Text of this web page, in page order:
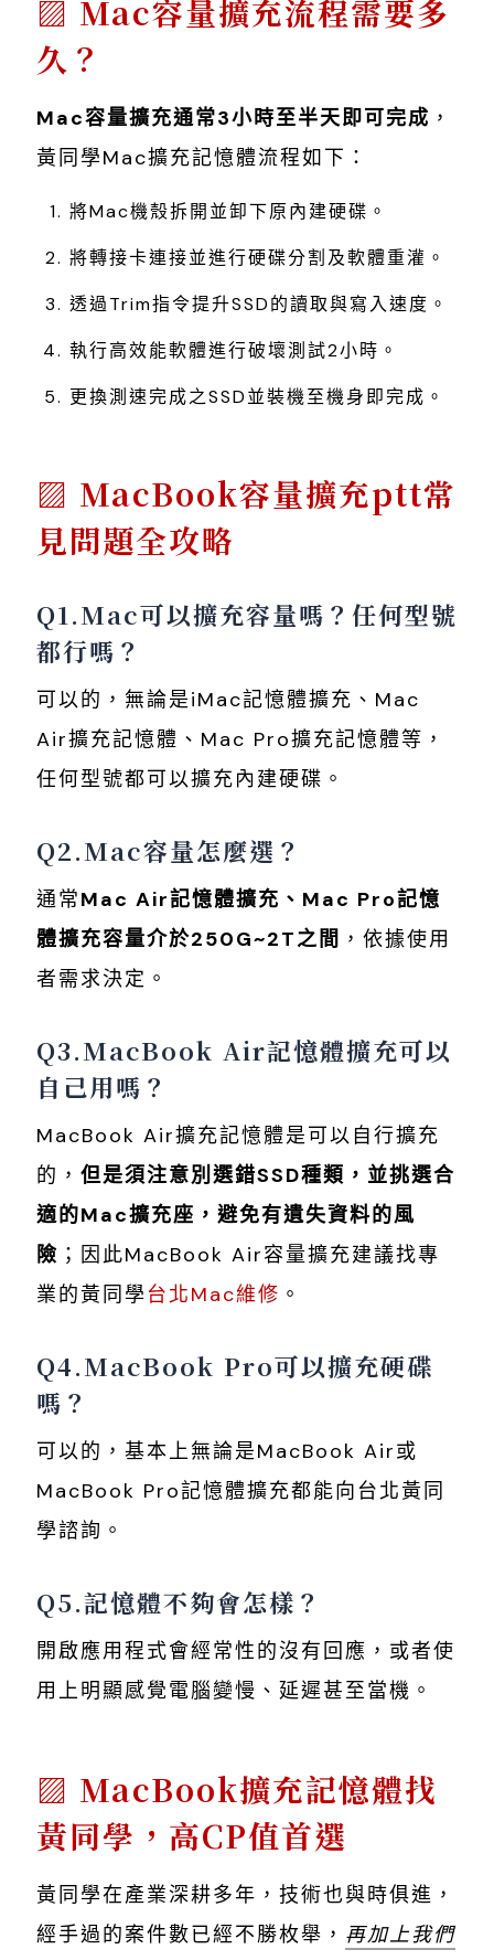
Mac容量擴充流程需要多
久？
Mac容量擴充通常3小時至半天即可完成 ，
黃同學Mac擴充記憶體流程如下：
將Mac機殼拆開並卸下原內建硬碟。
將轉接卡連接並進行硬碟分割及軟體重灌。
透過Trim指令提升SSD的讀取與寫入速度。
執行高效能軟體進行破壞測試2小時。
更換測速完成之SSD並裝機至機身即完成。
MacBook容量擴充ptt常
見問題全攻略
Q1.Mac可以擴充容量嗎？任何型號
都行嗎？
可以的，無論是iMac記憶體擴充、Mac
Air擴充記憶體、Mac Pro擴充記憶體等，
任何型號都可以擴充內建硬碟。
Q2.Mac容量怎麼選？
通常Mac Air記憶體擴充、Mac Pro記憶
體擴充容量介於250G~2T之間 ，依據使用
者需求決定。
Q3.MacBook Air記憶體擴充可以
自己用嗎？
MacBook Air擴充記憶體是可以自行擴充
的， 但是須注意別選錯SSD種類，並挑選合
適的Mac擴充座，避免有遺失資料的風
險 ；因此MacBook Air容量擴充建議找專
業的黃同學 台北Mac維修 。
Q4.MacBook Pro可以擴充硬碟
嗎？
可以的，基本上無論是MacBook Air或
MacBook Pro記憶體擴充都能向台北黃同
學諮詢。
Q5.記憶體不夠會怎樣？
開啟應用程式會經常性的沒有回應，或者使
用上明顯感覺電腦變慢、延遲甚至當機。
MacBook擴充記憶體找
黃同學，高CP值首選
黃同學在產業深耕多年，技術也與時俱進，
經手過的案件數已經不勝枚舉， 再加上我們